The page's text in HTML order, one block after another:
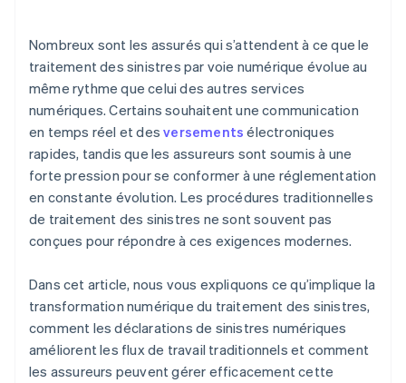
Investir dans la gestion du changement et la
formation
Intégrer des contrôles de sécurité et de conformité
Surveiller les performances en permanence
Nombreux sont les assurés qui s’attendent à ce que le
traitement des sinistres par voie numérique évolue au
même rythme que celui des autres services
numériques. Certains souhaitent une communication
en temps réel et desversements électroniques
rapides, tandis que les assureurs sont soumis à une
forte pression pour se conformer à une réglementation
en constante évolution. Les procédures traditionnelles
de traitement des sinistres ne sont souvent pas
conçues pour répondre à ces exigences modernes.
Dans cet article, nous vous expliquons ce qu’implique la
transformation numérique du traitement des sinistres,
comment les déclarations de sinistres numériques
améliorent les flux de travail traditionnels et comment
les assureurs peuvent gérer efficacement cette